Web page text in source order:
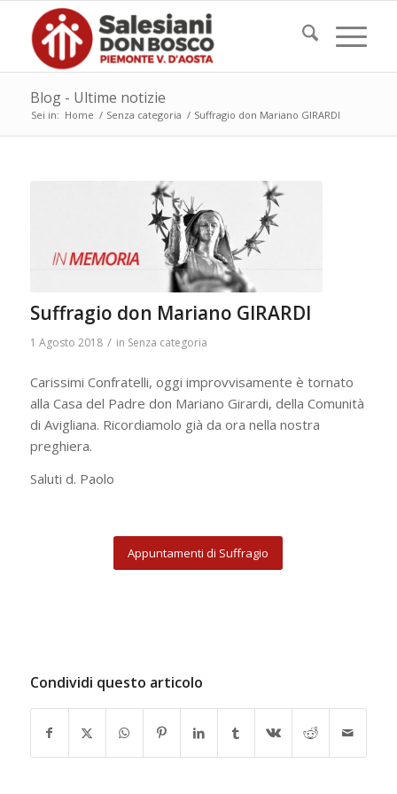
Blog - Ultime notizie
Sei in: Home / Senza categoria / Suffragio don Mariano GIRARDI
Suffragio don Mariano GIRARDI
1 Agosto 2018 / in Senza categoria
Carissimi Confratelli, oggi improvvisamente è tornato
alla Casa del Padre don Mariano Girardi, della Comunità
di Avigliana. Ricordiamolo già da ora nella nostra
preghiera.
Saluti d. Paolo
Appuntamenti di Suffragio
Condividi questo articolo